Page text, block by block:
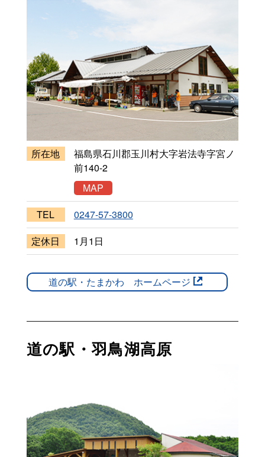
所在地
福島県石川郡玉川村大字岩法寺字宮ノ
前140-2
MAP
TEL
0247-57-3800
定休日
1月1日
道の駅・たまかわ ホームページ
道の駅・羽鳥湖高原